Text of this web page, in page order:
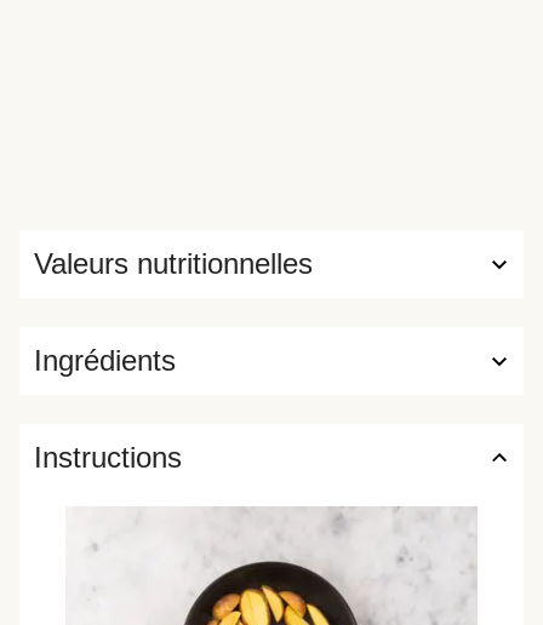
Ingrédients
Valeurs nutritionnelles
Instructions